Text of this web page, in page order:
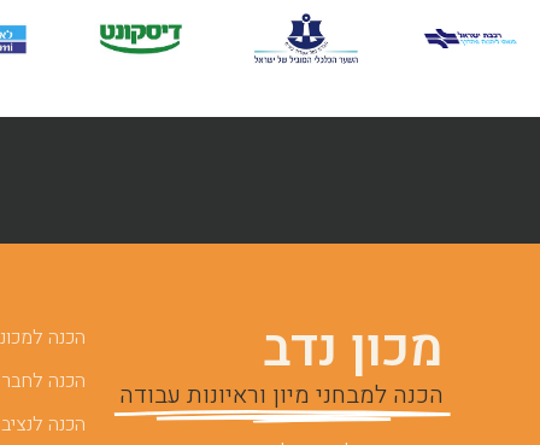
מכון נדב
הכנה למבחני מיון וראיונות עבודה
הכנה
הכנה
הכנה